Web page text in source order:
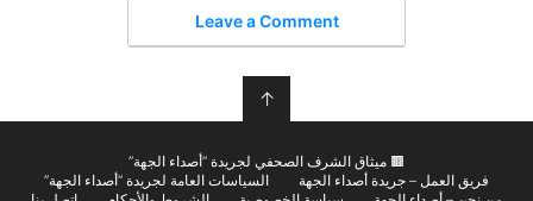
Leave a Comment
↑
🟫 ميثاق الشرف الصحفي لجريدة “أصداء الجهة”
فريق العمل – جريدة أصداء الجهة
السياسات العامة لجريدة “أصداء الجهة”